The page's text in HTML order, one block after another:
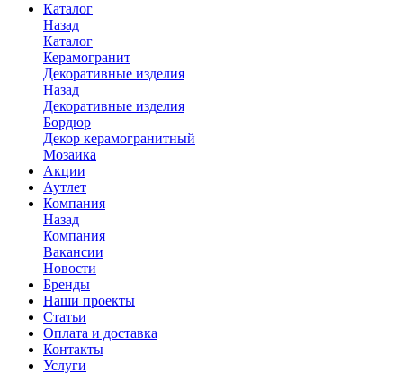
Каталог
Назад
Каталог
Керамогранит
Декоративные изделия
Назад
Декоративные изделия
Бордюр
Декор керамогранитный
Мозаика
Акции
Аутлет
Компания
Назад
Компания
Вакансии
Новости
Бренды
Наши проекты
Статьи
Оплата и доставка
Контакты
Услуги